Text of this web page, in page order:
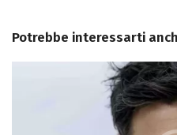
Potrebbe interessarti